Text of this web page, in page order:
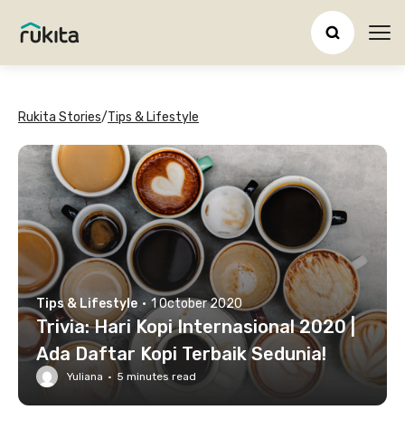
Rukita Stories/Tips & Lifestyle
Tips & Lifestyle · 1 October 2020
Trivia: Hari Kopi Internasional 2020 |
Ada Daftar Kopi Terbaik Sedunia!
Yuliana · 5 minutes read